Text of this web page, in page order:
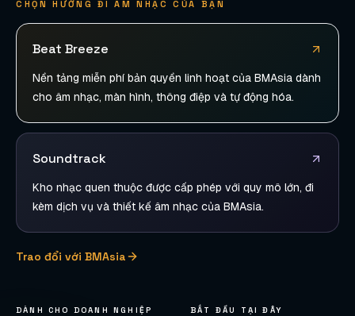
CHỌN HƯỚNG ĐI ÂM NHẠC CỦA BẠN
Beat Breeze
Nền tảng miễn phí bản quyền linh hoạt của BMAsia dành
cho âm nhạc, màn hình, thông điệp và tự động hóa.
Soundtrack
Kho nhạc quen thuộc được cấp phép với quy mô lớn, đi
kèm dịch vụ và thiết kế âm nhạc của BMAsia.
Trao đổi với BMAsia
DÀNH CHO DOANH NGHIỆP BẮT ĐẦU TẠI ĐÂY